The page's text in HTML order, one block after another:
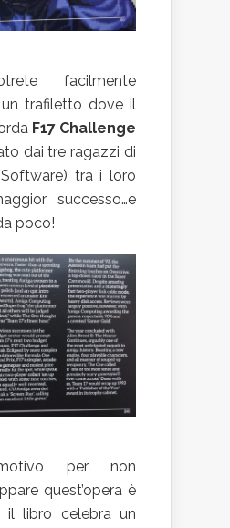
facilmente
un trafiletto dove il
F17 Challenge
dai tre ragazzi di
tra i loro
successo…e
poco!
per non
quest’opera è
libro celebra un